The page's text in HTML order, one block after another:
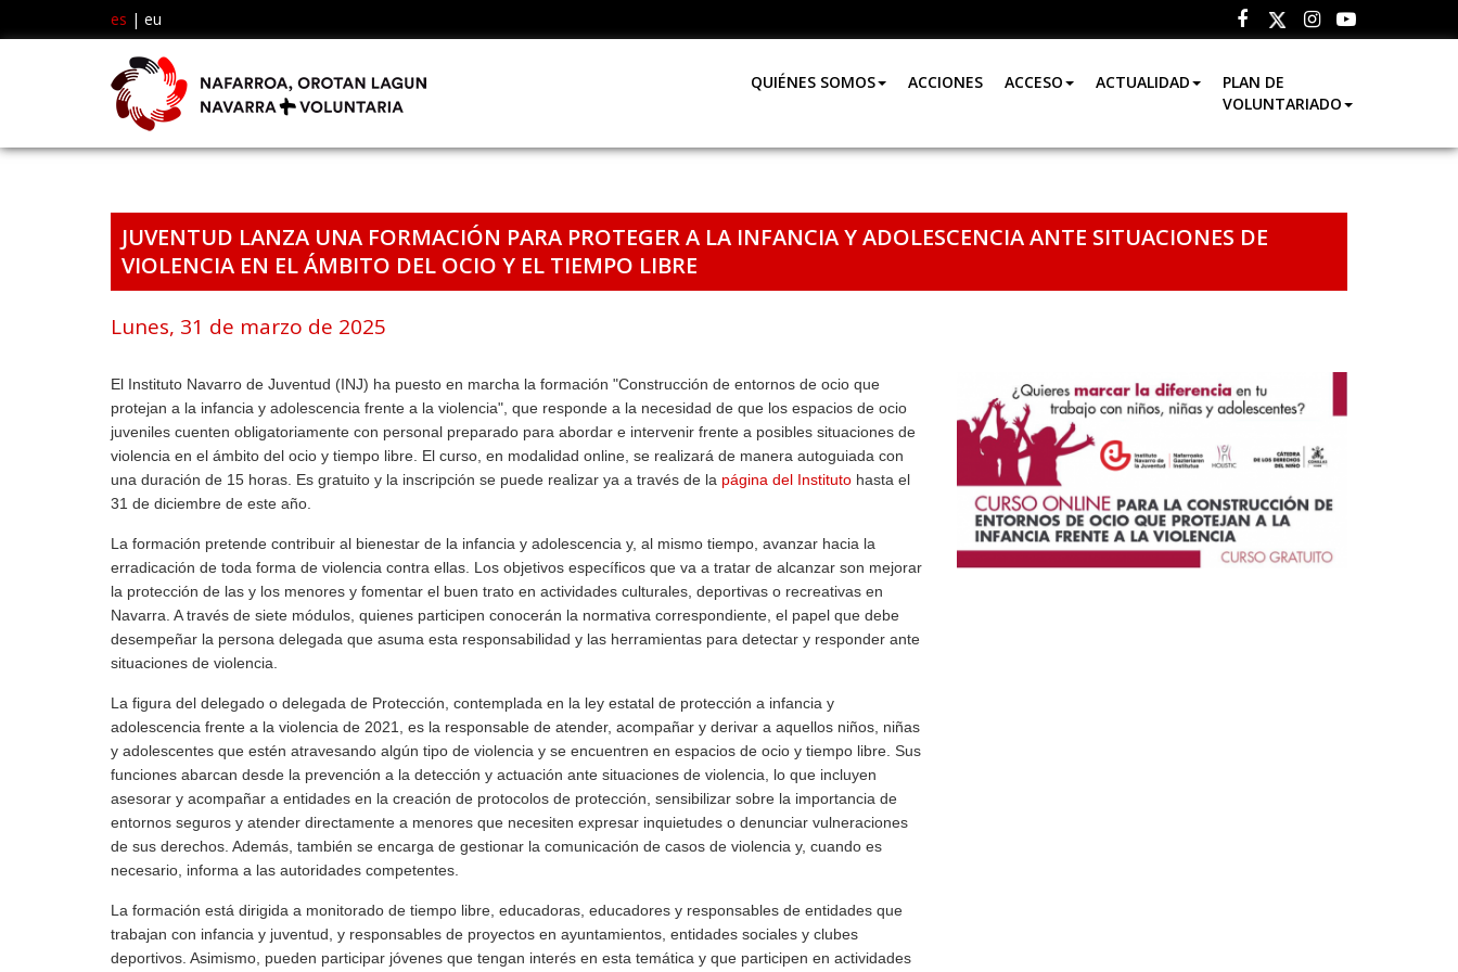
es | eu
Facebook
Twitter
Instagram
Youtube
QUIÉNES SOMOS ACCIONES ACCESO ACTUALIDAD
PLAN DE
VOLUNTARIADO
JUVENTUD LANZA UNA FORMACIÓN PARA PROTEGER A LA INFANCIA Y ADOLESCENCIA ANTE SITUACIONES DE
VIOLENCIA EN EL ÁMBITO DEL OCIO Y EL TIEMPO LIBRE
Lunes, 31 de marzo de 2025
El Instituto Navarro de Juventud (INJ) ha puesto en marcha la formación "Construcción de entornos de ocio que
protejan a la infancia y adolescencia frente a la violencia", que responde a la necesidad de que los espacios de ocio
juveniles cuenten obligatoriamente con personal preparado para abordar e intervenir frente a posibles situaciones de
violencia en el ámbito del ocio y tiempo libre. El curso, en modalidad online, se realizará de manera autoguiada con
una duración de 15 horas. Es gratuito y la inscripción se puede realizar ya a través de la página del Instituto hasta el
31 de diciembre de este año.
La formación pretende contribuir al bienestar de la infancia y adolescencia y, al mismo tiempo, avanzar hacia la
erradicación de toda forma de violencia contra ellas. Los objetivos específicos que va a tratar de alcanzar son mejorar
la protección de las y los menores y fomentar el buen trato en actividades culturales, deportivas o recreativas en
Navarra. A través de siete módulos, quienes participen conocerán la normativa correspondiente, el papel que debe
desempeñar la persona delegada que asuma esta responsabilidad y las herramientas para detectar y responder ante
situaciones de violencia.
La figura del delegado o delegada de Protección, contemplada en la ley estatal de protección a infancia y
adolescencia frente a la violencia de 2021, es la responsable de atender, acompañar y derivar a aquellos niños, niñas
y adolescentes que estén atravesando algún tipo de violencia y se encuentren en espacios de ocio y tiempo libre. Sus
funciones abarcan desde la prevención a la detección y actuación ante situaciones de violencia, lo que incluyen
asesorar y acompañar a entidades en la creación de protocolos de protección, sensibilizar sobre la importancia de
entornos seguros y atender directamente a menores que necesiten expresar inquietudes o denunciar vulneraciones
de sus derechos. Además, también se encarga de gestionar la comunicación de casos de violencia y, cuando es
necesario, informa a las autoridades competentes.
La formación está dirigida a monitorado de tiempo libre, educadoras, educadores y responsables de entidades que
trabajan con infancia y juventud, y responsables de proyectos en ayuntamientos, entidades sociales y clubes
deportivos. Asimismo, pueden participar jóvenes que tengan interés en esta temática y que participen en actividades